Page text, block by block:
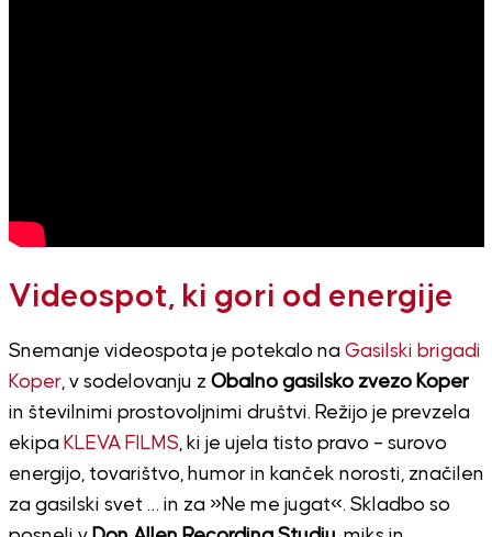
Videospot, ki gori od energije
Snemanje videospota je potekalo na Gasilski brigadi
Koper, v sodelovanju z Obalno gasilsko zvezo Koper
in številnimi prostovoljnimi društvi. Režijo je prevzela
ekipa KLEVA FILMS, ki je ujela tisto pravo – surovo
energijo, tovarištvo, humor in kanček norosti, značilen
za gasilski svet … in za »Ne me jugat«. Skladbo so